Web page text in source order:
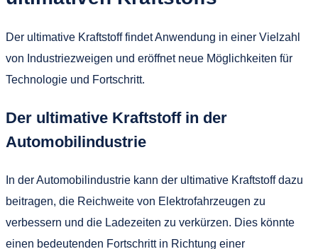
Der ultimative Kraftstoff findet Anwendung in einer Vielzahl
von Industriezweigen und eröffnet neue Möglichkeiten für
Technologie und Fortschritt.
Der ultimative Kraftstoff in der
Automobilindustrie
In der Automobilindustrie kann der ultimative Kraftstoff dazu
beitragen, die Reichweite von Elektrofahrzeugen zu
verbessern und die Ladezeiten zu verkürzen. Dies könnte
einen bedeutenden Fortschritt in Richtung einer